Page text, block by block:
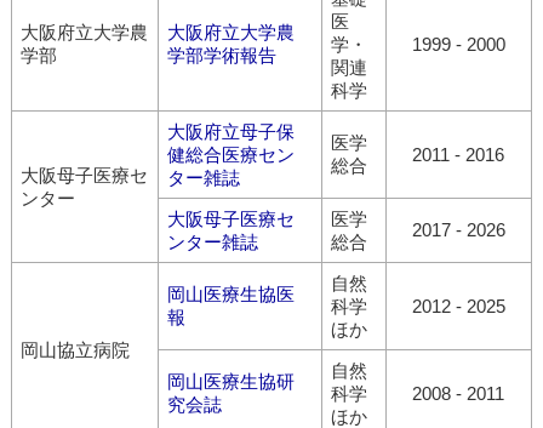
大阪府立大学農
学部
大阪府立大学農
学部学術報告
医
学・
関連
科学
1999- 2000
大阪母子医療セ
ンター
大阪府立母子保
健総合医療セン
ター雑誌
医学
総合
2011 - 2016
大阪母子医療セ
ンター雑誌
医学
総合
2017- 2026
岡山協立病院
岡山医療生協医
報
自然
科学
ほか
2012- 2025
岡山医療生協研
究会誌
自然
科学
ほか
2008 - 2011